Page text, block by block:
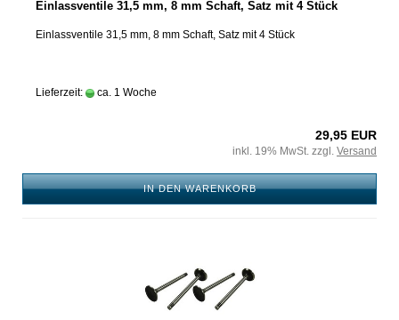
Einlassventile 31,5 mm, 8 mm Schaft, Satz mit 4 Stück
Einlassventile 31,5 mm, 8 mm Schaft, Satz mit 4 Stück
Lieferzeit: ca. 1 Woche
29,95 EUR
inkl. 19% MwSt. zzgl. Versand
IN DEN WARENKORB